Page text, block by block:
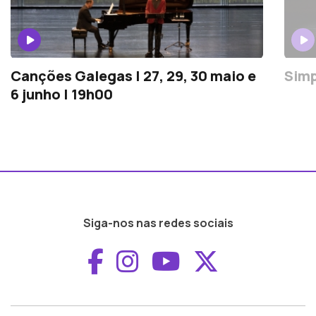
Canções Galegas | 27, 29, 30 maio e
6 junho | 19h00
Siga-nos nas redes sociais
Aceder ao
Aceder ao
Aceder ao